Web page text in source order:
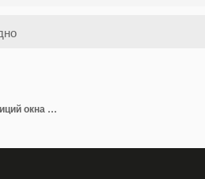
Золотой значок сети логотип социальных сетей и набор композиций окна имени пользователя, изолированные на белом